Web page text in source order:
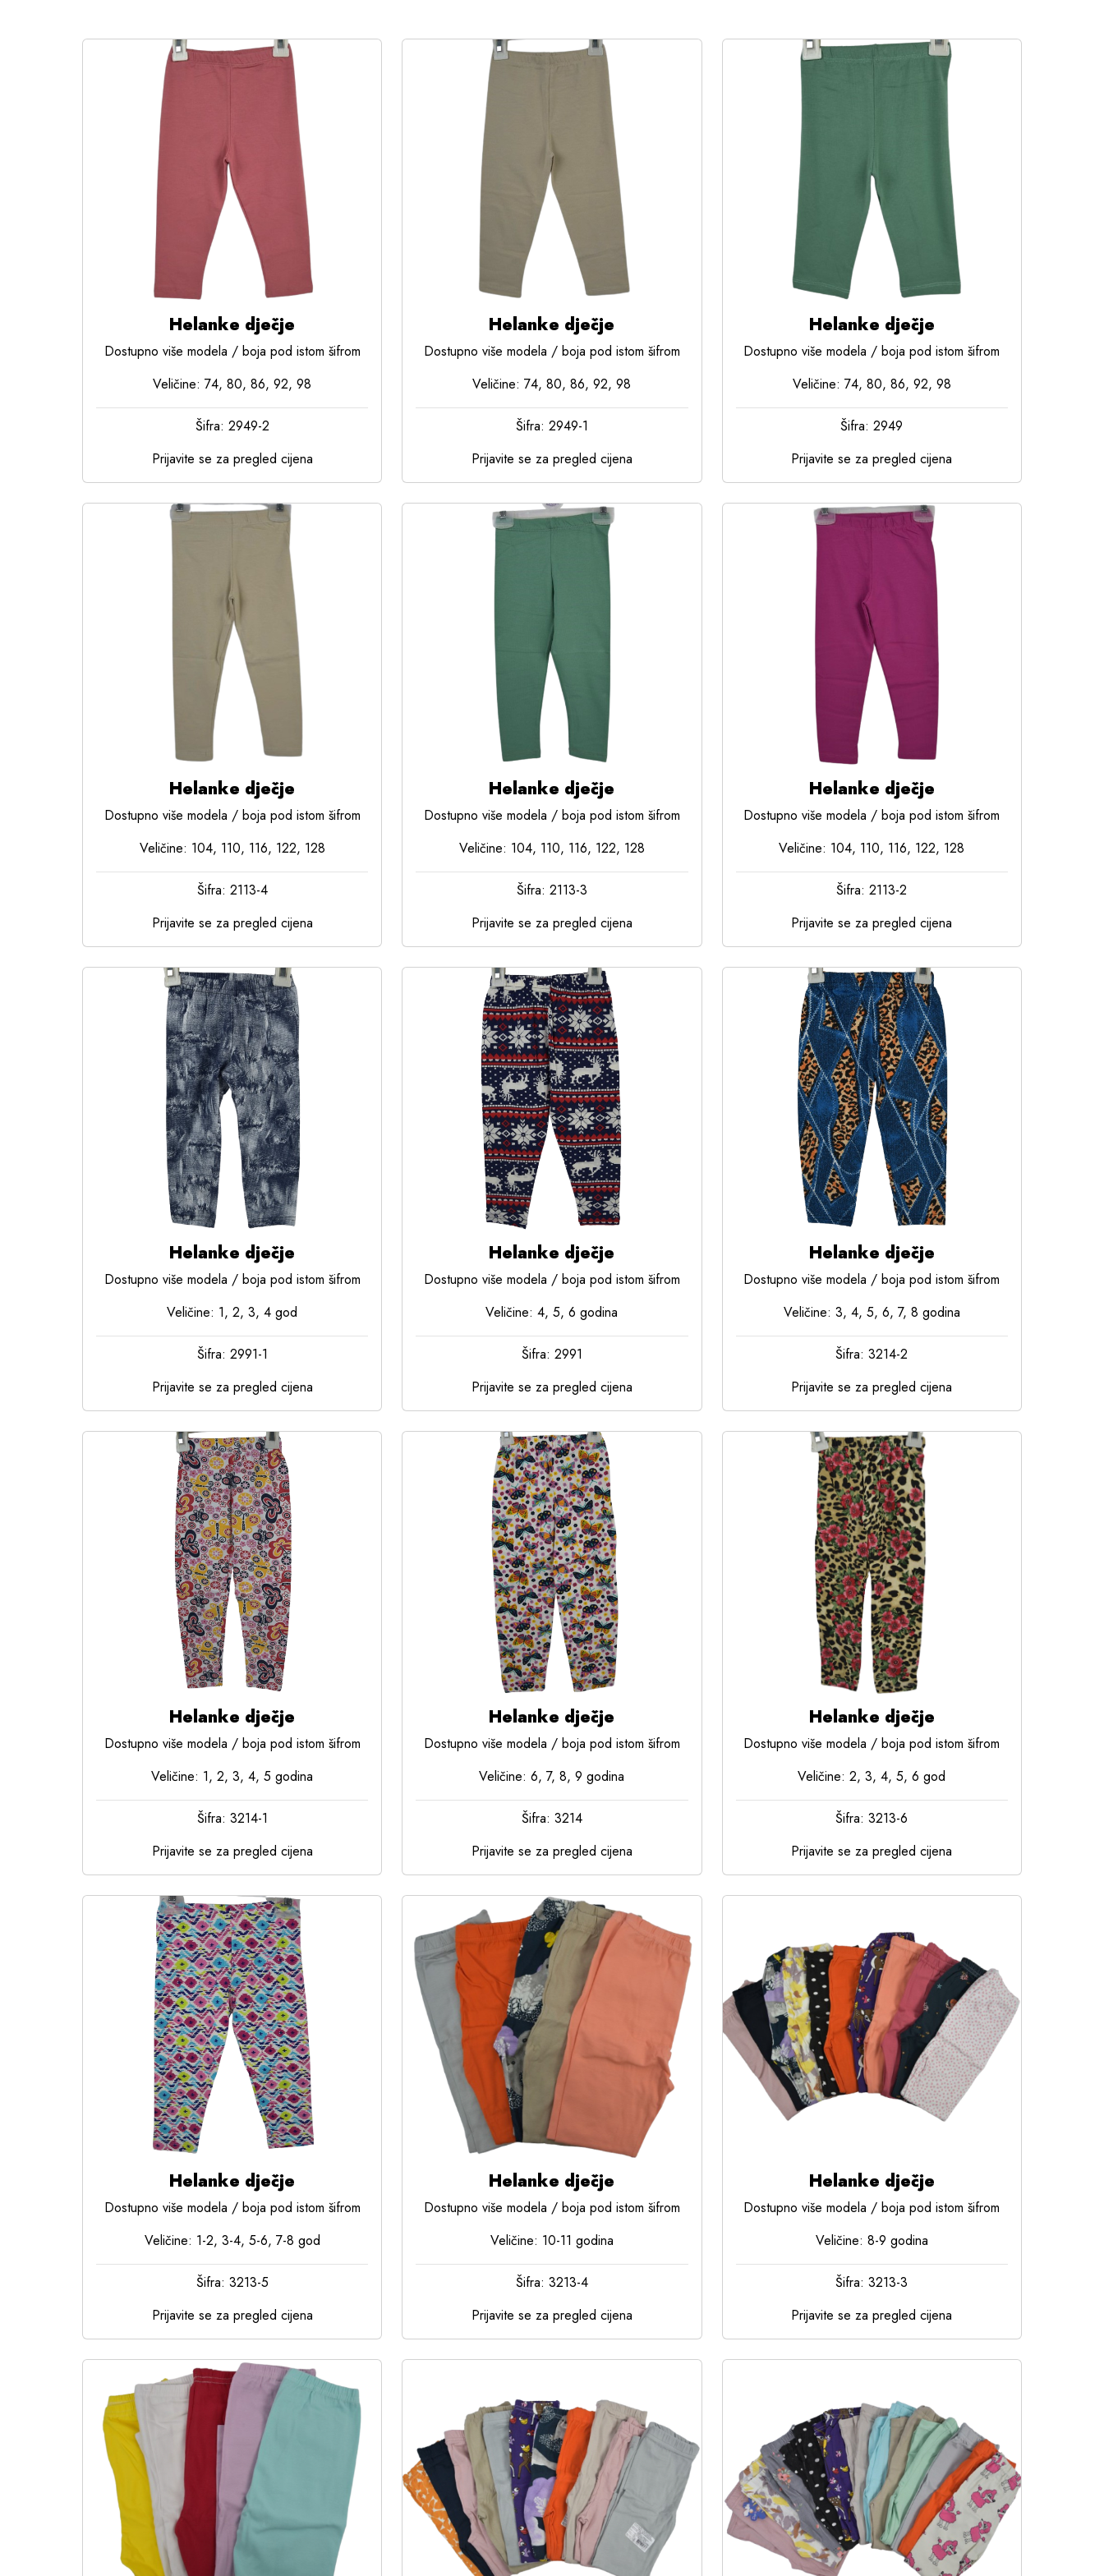
Helanke dječje
Dostupno više modela / boja pod istom šifrom
Veličine: 74, 80, 86, 92, 98
Šifra: 2949-2
Prijavite se za pregled cijena
Helanke dječje
Dostupno više modela / boja pod istom šifrom
Veličine: 74, 80, 86, 92, 98
Šifra: 2949-1
Prijavite se za pregled cijena
Helanke dječje
Dostupno više modela / boja pod istom šifrom
Veličine: 74, 80, 86, 92, 98
Šifra: 2949
Prijavite se za pregled cijena
Helanke dječje
Dostupno više modela / boja pod istom šifrom
Veličine: 104, 110, 116, 122, 128
Šifra: 2113-4
Prijavite se za pregled cijena
Helanke dječje
Dostupno više modela / boja pod istom šifrom
Veličine: 104, 110, 116, 122, 128
Šifra: 2113-3
Prijavite se za pregled cijena
Helanke dječje
Dostupno više modela / boja pod istom šifrom
Veličine: 104, 110, 116, 122, 128
Šifra: 2113-2
Prijavite se za pregled cijena
Helanke dječje
Dostupno više modela / boja pod istom šifrom
Veličine: 1, 2, 3, 4 god
Šifra: 2991-1
Prijavite se za pregled cijena
Helanke dječje
Dostupno više modela / boja pod istom šifrom
Veličine: 4, 5, 6 godina
Šifra: 2991
Prijavite se za pregled cijena
Helanke dječje
Dostupno više modela / boja pod istom šifrom
Veličine: 3, 4, 5, 6, 7, 8 godina
Šifra: 3214-2
Prijavite se za pregled cijena
Helanke dječje
Dostupno više modela / boja pod istom šifrom
Veličine: 1, 2, 3, 4, 5 godina
Šifra: 3214-1
Prijavite se za pregled cijena
Helanke dječje
Dostupno više modela / boja pod istom šifrom
Veličine: 6, 7, 8, 9 godina
Šifra: 3214
Prijavite se za pregled cijena
Helanke dječje
Dostupno više modela / boja pod istom šifrom
Veličine: 2, 3, 4, 5, 6 god
Šifra: 3213-6
Prijavite se za pregled cijena
Helanke dječje
Dostupno više modela / boja pod istom šifrom
Veličine: 1-2, 3-4, 5-6, 7-8 god
Šifra: 3213-5
Prijavite se za pregled cijena
Helanke dječje
Dostupno više modela / boja pod istom šifrom
Veličine: 10-11 godina
Šifra: 3213-4
Prijavite se za pregled cijena
Helanke dječje
Dostupno više modela / boja pod istom šifrom
Veličine: 8-9 godina
Šifra: 3213-3
Prijavite se za pregled cijena